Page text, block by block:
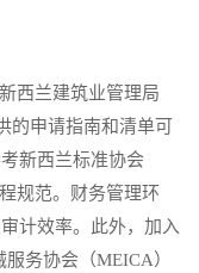
西兰建筑业管理局
的申请指南和清单可
新西兰标准协会
规范。财务管理环
计效率。此外，加入
务协会（MEICA）